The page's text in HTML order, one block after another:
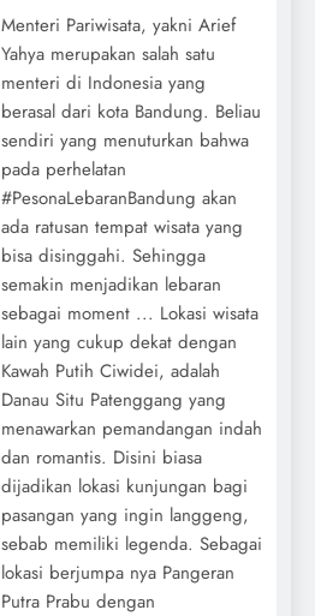
Menteri Pariwisata, yakni Arief
Yahya merupakan salah satu
menteri di Indonesia yang
berasal dari kota Bandung. Beliau
sendiri yang menuturkan bahwa
pada perhelatan
#PesonaLebaranBandung akan
ada ratusan tempat wisata yang
bisa disinggahi. Sehingga
semakin menjadikan lebaran
sebagai moment ... Lokasi wisata
lain yang cukup dekat dengan
Kawah Putih Ciwidei, adalah
Danau Situ Patenggang yang
menawarkan pemandangan indah
dan romantis. Disini biasa
dijadikan lokasi kunjungan bagi
pasangan yang ingin langgeng,
sebab memiliki legenda. Sebagai
lokasi berjumpa nya Pangeran
Putra Prabu dengan